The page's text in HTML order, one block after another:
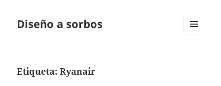
Diseño a sorbos
Etiqueta:Ryanair